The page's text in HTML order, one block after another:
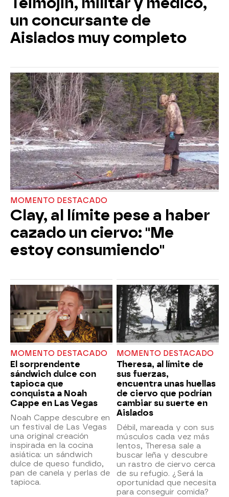
un concursante de
Aislados muy completo
MOMENTO DESTACADO
Clay, al límite pese a haber
cazado un ciervo: "Me
estoy consumiendo"
MOMENTO DESTACADO
El sorprendente
sándwich dulce con
tapioca que
conquista a Noah
Cappe en Las Vegas
Noah Cappe descubre en
un festival de Las Vegas
una original creación
inspirada en la cocina
asiática: un sándwich
dulce de queso fundido,
pan de canela y perlas de
tapioca.
MOMENTO DESTACADO
Theresa, al límite de
sus fuerzas,
encuentra unas huellas
de ciervo que podrían
cambiar su suerte en
Aislados
Débil, mareada y con sus
músculos cada vez más
lentos, Theresa sale a
buscar leña y descubre
un rastro de ciervo cerca
de su refugio. ¿Será la
oportunidad que necesita
para conseguir comida?